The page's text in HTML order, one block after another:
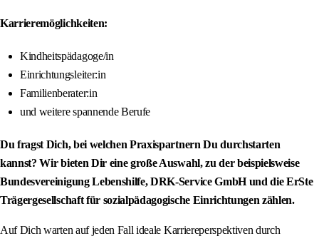
Karrieremöglichkeiten:
Kindheitspädagoge/in
Einrichtungsleiter:in
Familienberater:in
und weitere spannende Berufe
Du fragst Dich, bei welchen Praxispartnern Du durchstarten
kannst? Wir bieten Dir eine große Auswahl, zu der beispielsweise
Bundesvereinigung Lebenshilfe, DRK-Service GmbH und die ErSte
Trägergesellschaft für sozialpädagogische Einrichtungen zählen.
Auf Dich warten auf jeden Fall ideale Karriereperspektiven durch